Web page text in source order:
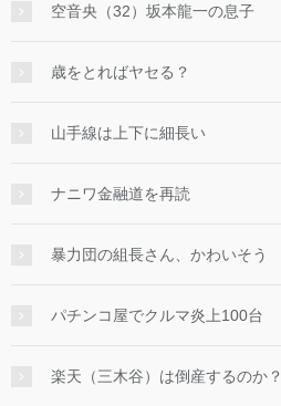
空音央（32）坂本龍一の息子
歳をとればヤセる？
山手線は上下に細長い
ナニワ金融道を再読
暴力団の組長さん、かわいそう
パチンコ屋でクルマ炎上100台
楽天（三木谷）は倒産するのか？